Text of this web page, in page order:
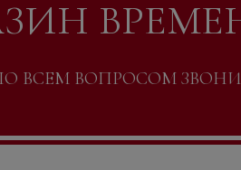
ВСЕМ ВОПРОСОМ